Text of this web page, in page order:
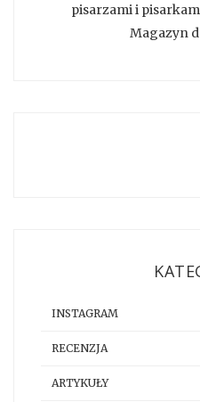
pisarzami i
Magazyn
INSTAGRAM
RECENZJA
ARTYKUŁY